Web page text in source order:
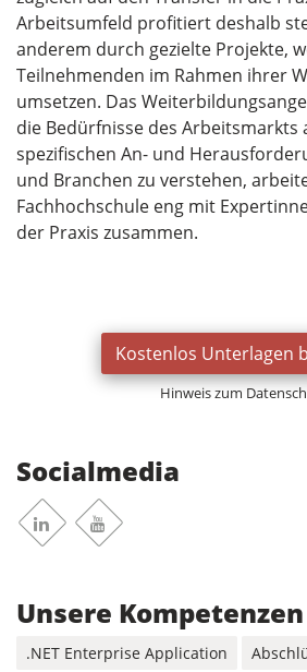
Arbeitsumfeld profitiert deshalb
anderem durch gezielte Projekte,
Teilnehmenden im Rahmen ihrer
umsetzen. Das
die Bedürfnisse des Arbeitsmarkts
spezifischen An- und
und Branchen zu verstehen,
Fachhochschule eng mit
der Praxis zusammen.
Kostenlos Unterlagen
Hinweis zum
Socialmedia
LinkedinYoutube
Unsere Kompetenzen
.NET Enterprise Application